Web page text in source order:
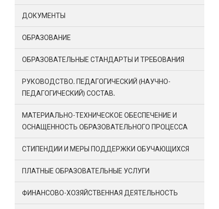
ДОКУМЕНТЫ
ОБРАЗОВАНИЕ
ОБРАЗОВАТЕЛЬНЫЕ СТАНДАРТЫ И ТРЕБОВАНИЯ
РУКОВОДСТВО. ПЕДАГОГИЧЕСКИЙ (НАУЧНО-
ПЕДАГОГИЧЕСКИЙ) СОСТАВ.
МАТЕРИАЛЬНО-ТЕХНИЧЕСКОЕ ОБЕСПЕЧЕНИЕ И
ОСНАЩЕННОСТЬ ОБРАЗОВАТЕЛЬНОГО ПРОЦЕССА
СТИПЕНДИИ И МЕРЫ ПОДДЕРЖКИ ОБУЧАЮЩИХСЯ
ПЛАТНЫЕ ОБРАЗОВАТЕЛЬНЫЕ УСЛУГИ
ФИНАНСОВО-ХОЗЯЙСТВЕННАЯ ДЕЯТЕЛЬНОСТЬ